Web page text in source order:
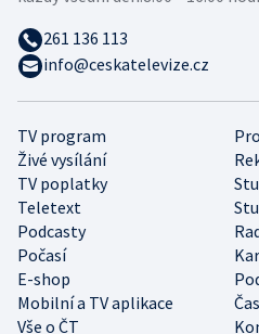
TV program
Živé vysílání
TV poplatky
Teletext
Podcasty
Počasí
E-shop
Mobilní a TV aplikace
Vše o ČT
261 136 113
info@ceskatelevize.cz